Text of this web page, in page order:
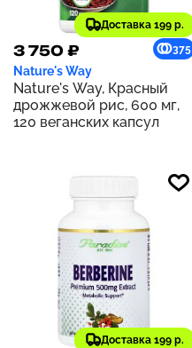
Доставка 199 р.
3 750 ₽ 375
Nature's Way
Nature's Way, Красный
дрожжевой рис, 600 мг,
120 веганских капсул
Доставка 199 р.